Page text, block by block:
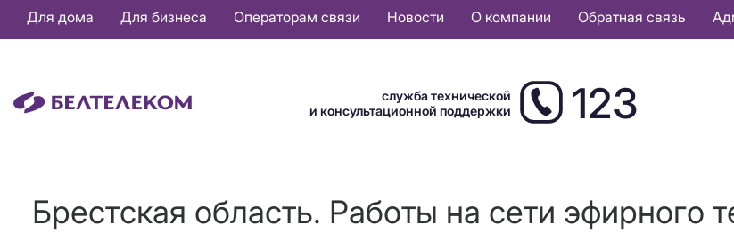
Основная
навигация
Для дома Для бизнеса Операторам связи Новости О компании Обратная связь
служба технической
и консультационной поддержки
123
Брестская область. Работы на сети эфирного